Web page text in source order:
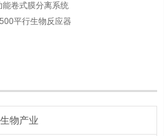
卷式膜分离系统
平行生物反应器
物产业